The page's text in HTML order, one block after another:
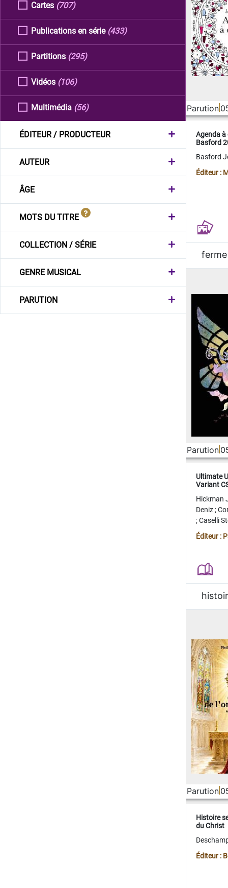
Cartes (707)
Publications en série (433)
Partitions (295)
Vidéos (106)
Multimédia (56)
ÉDITEUR / PRODUCTEUR
AUTEUR
ÂGE
MOTS DU TITRE
COLLECTION / SÉRIE
GENRE MUSICAL
PARUTION
Parution
Agenda
Basford
Basford
Éditeur :
ferme
Parution
Ultimate
Variant
Hickman
Deniz;
;Caselli
Juan
Éditeur :
Parution
Histoire
du Christ
Éditeur :